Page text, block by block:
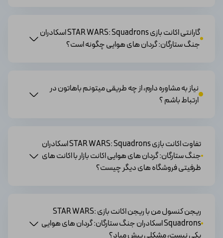
گارانتی اکانت بازی STAR WARS: Squadrons اسکادران
جنگ ستارگان: گردان های هوایی چگونه است؟
نیاز به مشاوره دارم، از چه طریقی میتونم باهاتون در
ارتباط باشم ؟
تفاوت اکانت بازی STAR WARS: Squadrons اسکادران
جنگ ستارگان: گردان های هوایی اکانت بازار با اکانت های
ظرفیتی فروشگاه های دیگر چیست؟
ریجن کنسول من با ریجن اکانت بازی STAR WARS:
Squadrons اسکادران جنگ ستارگان: گردان های هوایی
یکی نیست، مشکلی پیش میاد؟